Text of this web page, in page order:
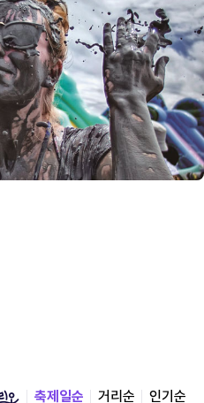
축제일순 거리순 인기순